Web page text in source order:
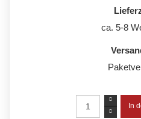
ca. 5-8